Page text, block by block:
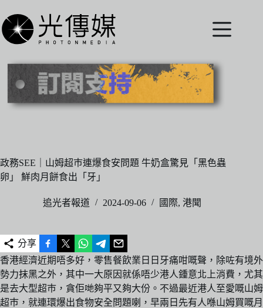
至
主
內
政務SEE｜山姆超巿連爆食安問題 牛奶盒驚見「黑色蟲
卵」 鮮肉月餅食出「牙」
追光者報道 2024-09-06 國際, 港聞
分享
香港經濟近期唔多好，零售餐飲業日日牙痛咁嘅聲，除咗有境外
勢力抹黑之外，其中一大原因就係唔少港人鍾意北上消費，尤其
是去大型超巿，貪佢哋夠平又夠大份。不過最近港人至愛嘅山姆
超巿，就連環爆出食物安全問題喇，早兩日先有人喺山姆買嘅月